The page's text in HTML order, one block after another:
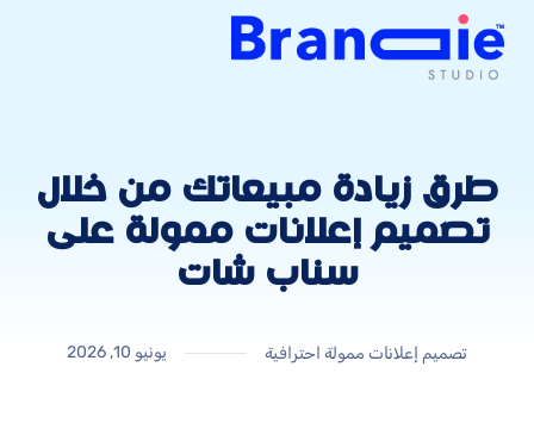
طرق زيادة مبيعاتك من خلال
تصميم إعلانات ممولة على
سناب شات
تصميم إعلانات ممولة احترافية يونيو 10, 2026